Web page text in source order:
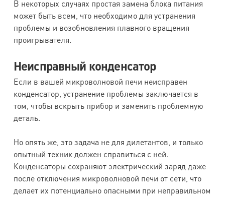
В некоторых случаях простая замена блока питания
может быть всем, что необходимо для устранения
проблемы и возобновления плавного вращения
проигрывателя.
Неисправный конденсатор
Если в вашей микроволновой печи неисправен
конденсатор, устранение проблемы заключается в
том, чтобы вскрыть прибор и заменить проблемную
деталь.
Но опять же, это задача не для дилетантов, и только
опытный техник должен справиться с ней.
Конденсаторы сохраняют электрический заряд даже
после отключения микроволновой печи от сети, что
делает их потенциально опасными при неправильном